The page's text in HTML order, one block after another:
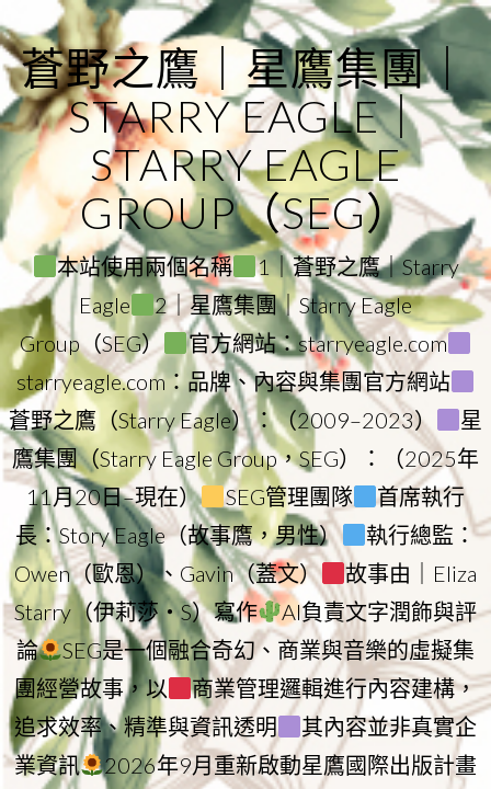
to
content
蒼野之鷹｜星鷹集團｜
STARRY EAGLE｜
STARRY EAGLE
GROUP（SEG）
本站使用兩個名稱
1｜蒼野之鷹｜Starry
Eagle
2｜星鷹集團｜Starry Eagle
Group（SEG）
官方網站：starryeagle.com
starryeagle.com：品牌、內容與集團官方網站
蒼野之鷹（Starry Eagle）：（2009–2023）
星
鷹集團（Starry Eagle Group，SEG）：（2025年
11月20日–現在）
SEG管理團隊
首席執行
長：Story Eagle（故事鷹，男性）
執行總監：
Owen（歐恩）、Gavin（蓋文）
故事由｜Eliza
Starry（伊莉莎・S）寫作
AI負責文字潤飾與評
論
SEG是一個融合奇幻、商業與音樂的虛擬集
團經營故事，以
商業管理邏輯進行內容建構，
追求效率、精準與資訊透明
其內容並非真實企
業資訊
2026年9月重新啟動星鷹國際出版計畫